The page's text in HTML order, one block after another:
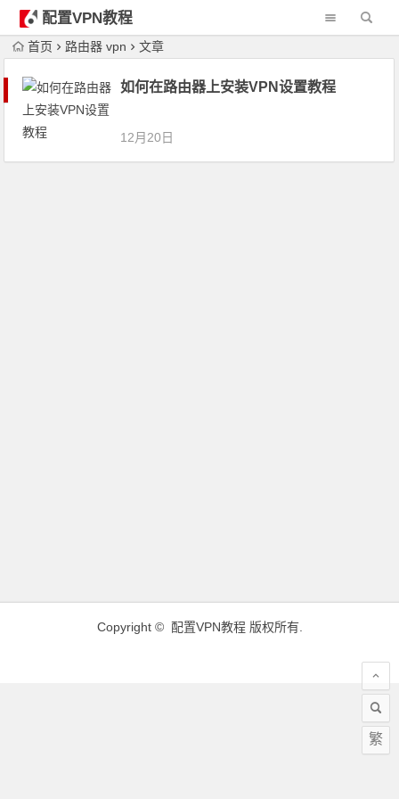
配置VPN教程
首页 路由器 vpn 文章
如何在路由器上安装VPN设置教程
12月20日
Copyright © 配置VPN教程版权所有.
繁